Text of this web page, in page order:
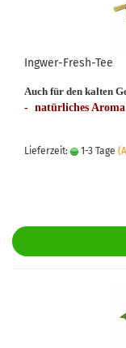
Ingwer-Fresh-Tee
Auch für den kalten
- natürliches
Lieferzeit: 1-3 Tage